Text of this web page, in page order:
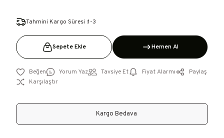
Tahmini Kargo Süresi :1-3
Sepete Ekle Hemen Al
Yorum Yaz Tavsiye Et Fiyat Alarmı
Paylaş
Karşılaştır
Kargo Bedava